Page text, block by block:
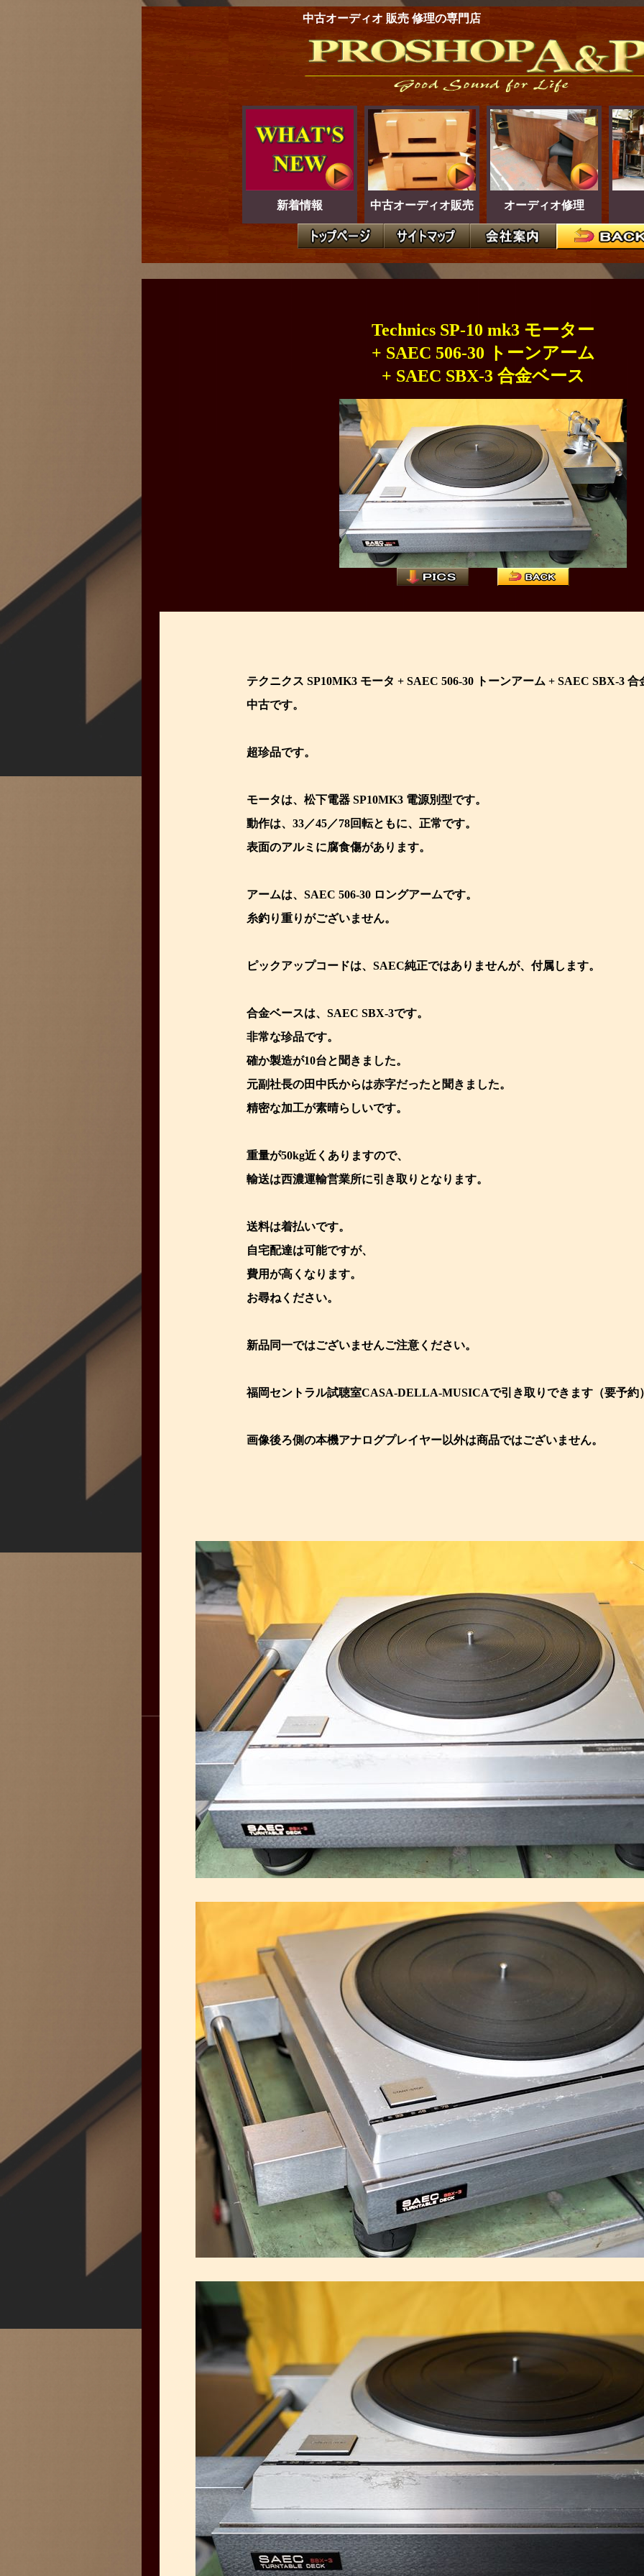
中古オーディオ 販売 修理の専門店
新着情報 中古オーディオ販売 オーディオ修理
Technics SP-10 mk3 モーター
+ SAEC 506-30 トーンアーム
+ SAEC SBX-3 合金ベース
テクニクス SP10MK3 モータ + SAEC 506-30 トーンアーム + SAEC SBX-3
中古です。
超珍品です。
モータは、松下電器 SP10MK3 電源別型です。
動作は、33／45／78回転ともに、正常です。
表面のアルミに腐食傷があります。
アームは、SAEC 506-30 ロングアームです。
糸釣り重りがございません。
ピックアップコードは、SAEC純正ではありませんが、付属します。
合金ベースは、SAEC SBX-3です。
非常な珍品です。
確か製造が10台と聞きました。
元副社長の田中氏からは赤字だったと聞きました。
精密な加工が素晴らしいです。
重量が50kg近くありますので、
輸送は西濃運輸営業所に引き取りとなります。
送料は着払いです。
自宅配達は可能ですが、
費用が高くなります。
お尋ねください。
新品同一ではございませんご注意ください。
福岡セントラル試聴室CASA-DELLA-MUSICAで引き取りできます（要予約
画像後ろ側の本機アナログプレイヤー以外は商品ではございません。